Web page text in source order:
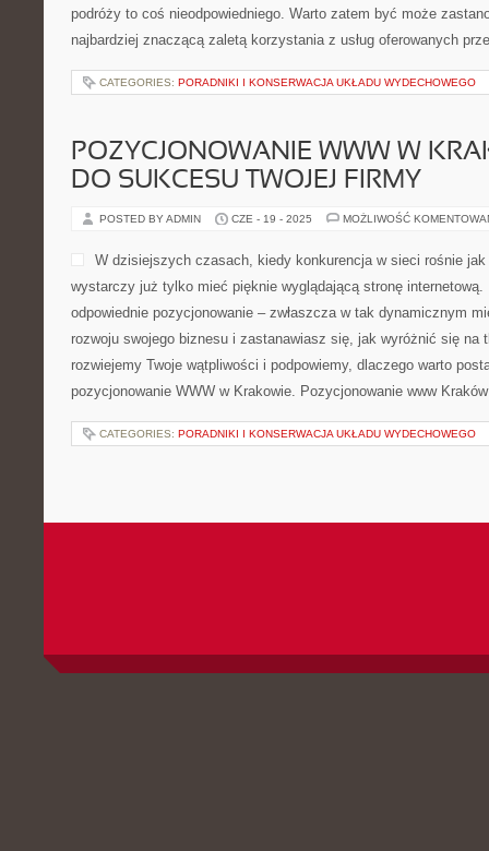
podróży to coś nieodpowiedniego. Warto zatem być może
najbardziej znaczącą zaletą korzystania z usług oferowanych
CATEGORIES: PORADNIKI I KONSERWACJA UKŁADU WYDECHOWEGO
POZYCJONOWANIE WWW W
DO SUKCESU TWOJEJ FIRMY
POSTED BY ADMIN CZE - 19 - 2025 MOŻLIWOŚĆ
W dzisiejszych czasach, kiedy konkurencja w sieci rośnie
wystarczy już tylko mieć pięknie wyglądającą stronę
odpowiednie pozycjonowanie – zwłaszcza w tak dynamicznym
rozwoju swojego biznesu i zastanawiasz się, jak wyróżnić się na
rozwiejemy Twoje wątpliwości i podpowiemy, dlaczego warto
pozycjonowanie WWW w Krakowie. Pozycjonowanie www
CATEGORIES: PORADNIKI I KONSERWACJA UKŁADU WYDECHOWEGO